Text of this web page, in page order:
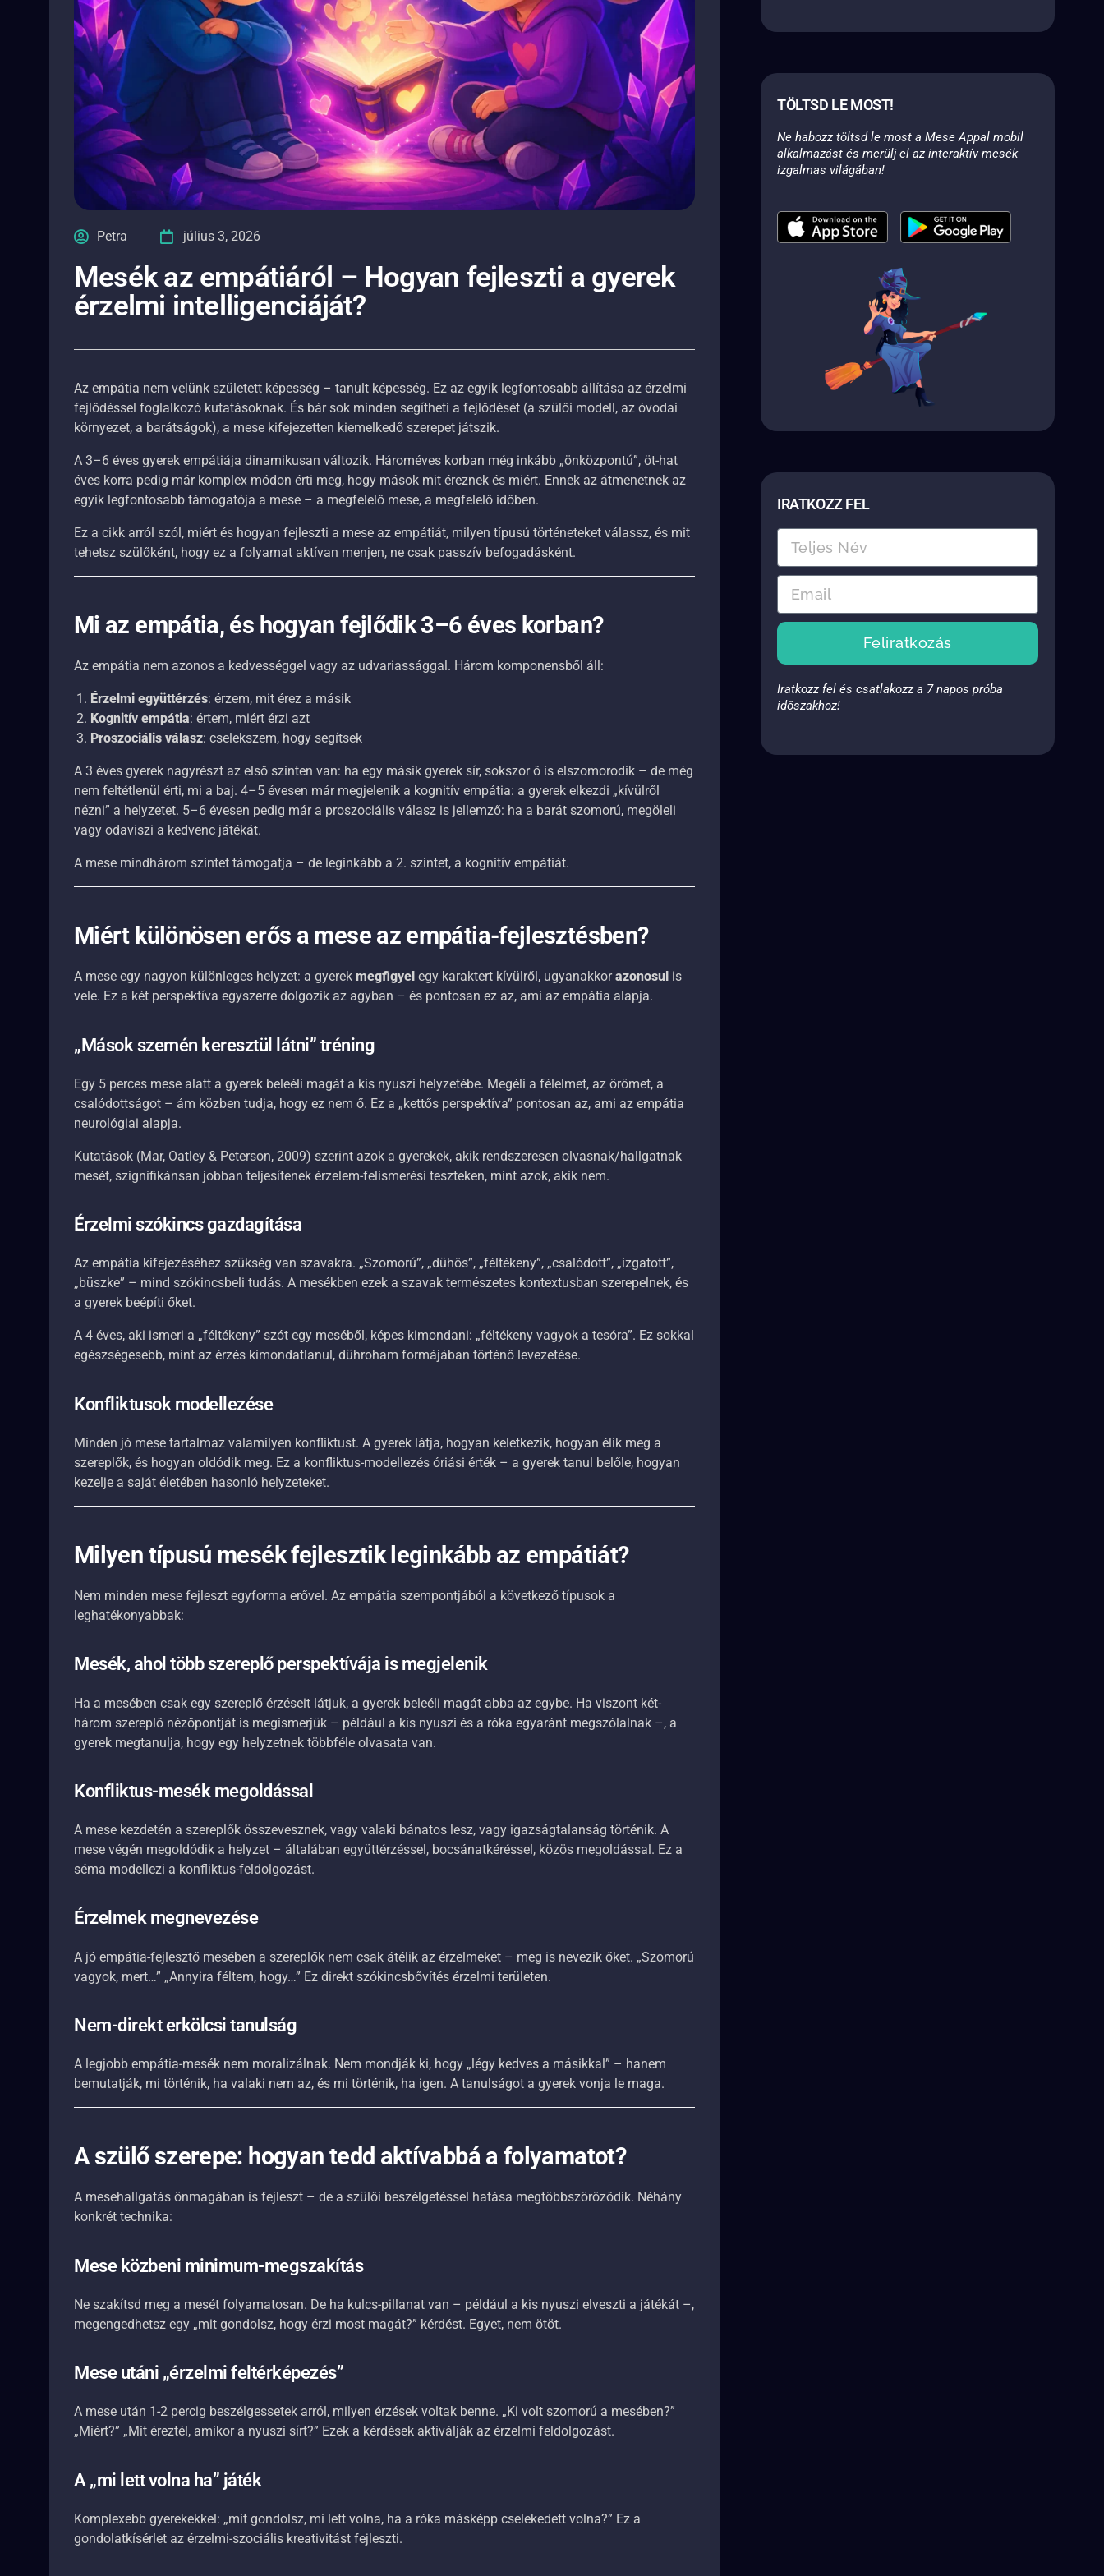
Petra július 3, 2026
Mesék az empátiáról – Hogyan fejleszti a gyerek
érzelmi intelligenciáját?
Az empátia nem velünk született képesség – tanult képesség. Ez az egyik legfontosabb állítása az érzelmi
fejlődéssel foglalkozó kutatásoknak. És bár sok minden segítheti a fejlődését (a szülői modell, az óvodai
környezet, a barátságok), a mese kifejezetten kiemelkedő szerepet játszik.
A 3–6 éves gyerek empátiája dinamikusan változik. Hároméves korban még inkább „önközpontú”, öt-hat
éves korra pedig már komplex módon érti meg, hogy mások mit éreznek és miért. Ennek az átmenetnek az
egyik legfontosabb támogatója a mese – a megfelelő mese, a megfelelő időben.
Ez a cikk arról szól, miért és hogyan fejleszti a mese az empátiát, milyen típusú történeteket válassz, és mit
tehetsz szülőként, hogy ez a folyamat aktívan menjen, ne csak passzív befogadásként.
Mi az empátia, és hogyan fejlődik 3–6 éves korban?
Az empátia nem azonos a kedvességgel vagy az udvariassággal. Három komponensből áll:
Érzelmi együttérzés: érzem, mit érez a másik
Kognitív empátia: értem, miért érzi azt
Proszociális válasz: cselekszem, hogy segítsek
A 3 éves gyerek nagyrészt az első szinten van: ha egy másik gyerek sír, sokszor ő is elszomorodik – de még
nem feltétlenül érti, mi a baj. 4–5 évesen már megjelenik a kognitív empátia: a gyerek elkezdi „kívülről
nézni” a helyzetet. 5–6 évesen pedig már a proszociális válasz is jellemző: ha a barát szomorú, megöleli
vagy odaviszi a kedvenc játékát.
A mese mindhárom szintet támogatja – de leginkább a 2. szintet, a kognitív empátiát.
Miért különösen erős a mese az empátia-fejlesztésben?
A mese egy nagyon különleges helyzet: a gyerek megfigyel egy karaktert kívülről, ugyanakkorazonosul is
vele. Ez a két perspektíva egyszerre dolgozik az agyban – és pontosan ez az, ami az empátia alapja.
„Mások szemén keresztül látni” tréning
Egy 5 perces mese alatt a gyerek beleéli magát a kis nyuszi helyzetébe. Megéli a félelmet, az örömet, a
csalódottságot – ám közben tudja, hogy ez nem ő. Ez a „kettős perspektíva” pontosan az, ami az empátia
neurológiai alapja.
Kutatások (Mar, Oatley & Peterson, 2009) szerint azok a gyerekek, akik rendszeresen olvasnak/hallgatnak
mesét, szignifikánsan jobban teljesítenek érzelem-felismerési teszteken, mint azok, akik nem.
Érzelmi szókincs gazdagítása
Az empátia kifejezéséhez szükség van szavakra. „Szomorú”, „dühös”, „féltékeny”, „csalódott”, „izgatott”,
„büszke” – mind szókincsbeli tudás. A mesékben ezek a szavak természetes kontextusban szerepelnek, és
a gyerek beépíti őket.
A 4 éves, aki ismeri a „féltékeny” szót egy meséből, képes kimondani: „féltékeny vagyok a tesóra”. Ez sokkal
egészségesebb, mint az érzés kimondatlanul, dühroham formájában történő levezetése.
Konfliktusok modellezése
Minden jó mese tartalmaz valamilyen konfliktust. A gyerek látja, hogyan keletkezik, hogyan élik meg a
szereplők, és hogyan oldódik meg. Ez a konfliktus-modellezés óriási érték – a gyerek tanul belőle, hogyan
kezelje a saját életében hasonló helyzeteket.
Milyen típusú mesék fejlesztik leginkább az empátiát?
Nem minden mese fejleszt egyforma erővel. Az empátia szempontjából a következő típusok a
leghatékonyabbak:
Mesék, ahol több szereplő perspektívája is megjelenik
Ha a mesében csak egy szereplő érzéseit látjuk, a gyerek beleéli magát abba az egybe. Ha viszont két-
három szereplő nézőpontját is megismerjük – például a kis nyuszi és a róka egyaránt megszólalnak –, a
gyerek megtanulja, hogy egy helyzetnek többféle olvasata van.
Konfliktus-mesék megoldással
A mese kezdetén a szereplők összevesznek, vagy valaki bánatos lesz, vagy igazságtalanság történik. A
mese végén megoldódik a helyzet – általában együttérzéssel, bocsánatkéréssel, közös megoldással. Ez a
séma modellezi a konfliktus-feldolgozást.
Érzelmek megnevezése
A jó empátia-fejlesztő mesében a szereplők nem csak átélik az érzelmeket – meg is nevezik őket. „Szomorú
vagyok, mert…” „Annyira féltem, hogy…” Ez direkt szókincsbővítés érzelmi területen.
Nem-direkt erkölcsi tanulság
A legjobb empátia-mesék nem moralizálnak. Nem mondják ki, hogy „légy kedves a másikkal” – hanem
bemutatják, mi történik, ha valaki nem az, és mi történik, ha igen. A tanulságot a gyerek vonja le maga.
A szülő szerepe: hogyan tedd aktívabbá a folyamatot?
A mesehallgatás önmagában is fejleszt – de a szülői beszélgetéssel hatása megtöbbszöröződik. Néhány
konkrét technika:
Mese közbeni minimum-megszakítás
Ne szakítsd meg a mesét folyamatosan. De ha kulcs-pillanat van – például a kis nyuszi elveszti a játékát –,
megengedhetsz egy „mit gondolsz, hogy érzi most magát?” kérdést. Egyet, nem ötöt.
Mese utáni „érzelmi feltérképezés”
A mese után 1-2 percig beszélgessetek arról, milyen érzések voltak benne. „Ki volt szomorú a mesében?”
„Miért?” „Mit éreztél, amikor a nyuszi sírt?” Ezek a kérdések aktiválják az érzelmi feldolgozást.
A „mi lett volna ha” játék
Komplexebb gyerekekkel: „mit gondolsz, mi lett volna, ha a róka másképp cselekedett volna?” Ez a
gondolatkísérlet az érzelmi-szociális kreativitást fejleszti.
TÖLTSD LE MOST!
Ne habozz töltsd le most a Mese Appal mobil
alkalmazást és merülj el az interaktív mesék
izgalmas világában!
IRATKOZZ FEL
Feliratkozás
Iratkozz fel és csatlakozz a 7 napos próba
időszakhoz!